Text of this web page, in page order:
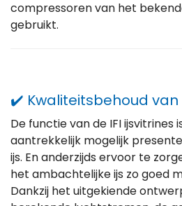
compressoren van het
gebruikt.
✔️ Kwaliteitsbehoud van
De functie van de IFI ijsvitrines
aantrekkelijk mogelijk
ijs. En anderzijds ervoor te
het ambachtelijke ijs zo goed
Dankzij het uitgekiende